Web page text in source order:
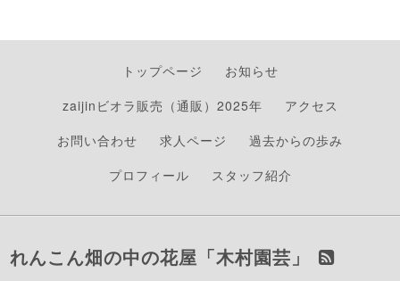
トップページ
お知らせ
zaijinビオラ販売（通販）2025年
アクセス
お問い合わせ
求人ページ
過去からの歩み
プロフィール
スタッフ紹介
れんこん畑の中の花屋「木村園芸」